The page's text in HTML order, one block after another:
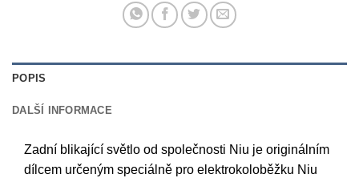
POPIS
DALŠÍ INFORMACE
Zadní blikající světlo od společnosti Niu je originálním
dílcem určeným speciálně pro elektrokoloběžku Niu